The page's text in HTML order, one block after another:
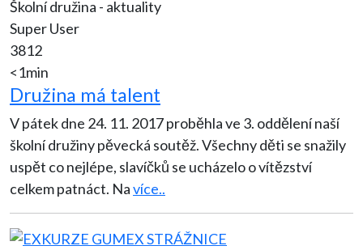
Školní družina - aktuality
Super User
3812
<1min
Družina má talent
V pátek dne 24. 11. 2017 proběhla ve 3. oddělení naší
školní družiny pěvecká soutěž. Všechny děti se snažily
uspět co nejlépe, slavíčků se ucházelo o vítězství
celkem patnáct. Navíce..